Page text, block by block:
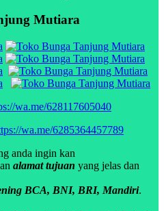
Mutiara
wa.me/628117605040
wa.me/6285364457789
anda ingin kan
alamat tujuan yang jelas dan
BCA, BNI, BRI, Mandiri.